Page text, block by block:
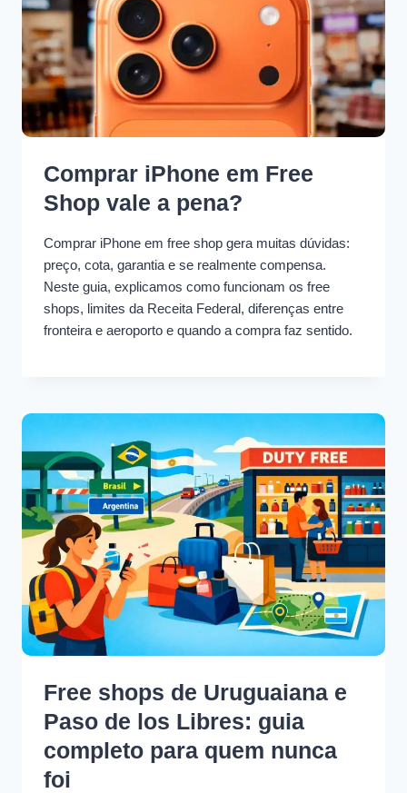
Comprar iPhone em Free
Shop vale a pena?
Comprar iPhone em free shop gera muitas dúvidas:
preço, cota, garantia e se realmente compensa.
Neste guia, explicamos como funcionam os free
shops, limites da Receita Federal, diferenças entre
fronteira e aeroporto e quando a compra faz sentido.
Free shops de Uruguaiana e
Paso de los Libres: guia
completo para quem nunca
foi